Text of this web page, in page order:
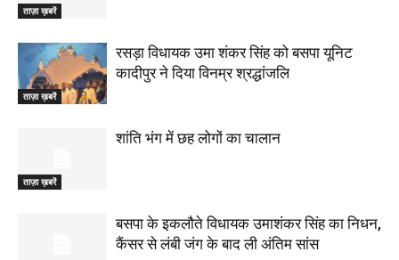
ताज़ा ख़बरें
ताज़ा ख़बरें
रसड़ा विधायक उमा शंकर सिंह को बसपा यूनिट
कादीपुर ने दिया विनम्र श्रद्धांजलि
ताज़ा ख़बरें
शांति भंग में छह लोगों का चालान
बसपा के इकलौते विधायक उमाशंकर सिंह का निधन,
कैंसर से लंबी जंग के बाद ली अंतिम सांस